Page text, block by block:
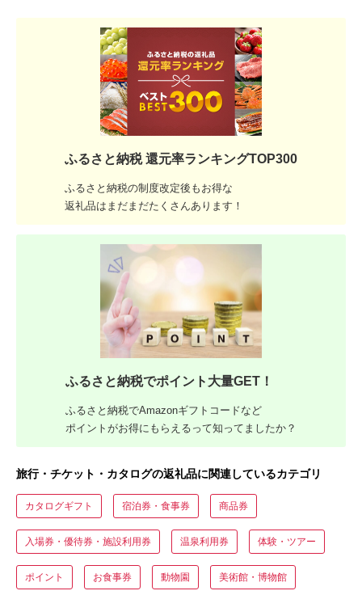
ふるさと納税 還元率ランキングTOP300
ふるさと納税の制度改定後もお得な
返礼品はまだまだたくさんあります！
ふるさと納税でポイント大量GET！
ふるさと納税でAmazonギフトコードなど
ポイントがお得にもらえるって知ってましたか？
旅行・チケット・カタログの返礼品に関連しているカテゴリ
カタログギフト 宿泊券・食事券 商品券
入場券・優待券・施設利用券 温泉利用券 体験・ツアー
ポイント お食事券 動物園 美術館・博物館